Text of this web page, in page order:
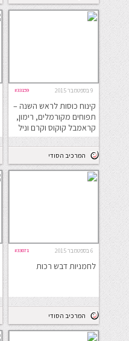
9 בספטמבר 2015 #33159
קינוח כוסות לראש השנה –
תפוחים מקורמלים, רימון,
קראמבל קוקוס וקרם וניל
המרכיב הסודי
6 בספטמבר 2015 #33071
לחמניות דבש רכות
המרכיב הסודי